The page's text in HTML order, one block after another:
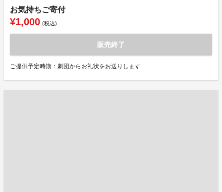
お気持ちご寄付
¥1,000 (税込)
販売終了
ご提供予定時期：劇団からお礼状をお送りします